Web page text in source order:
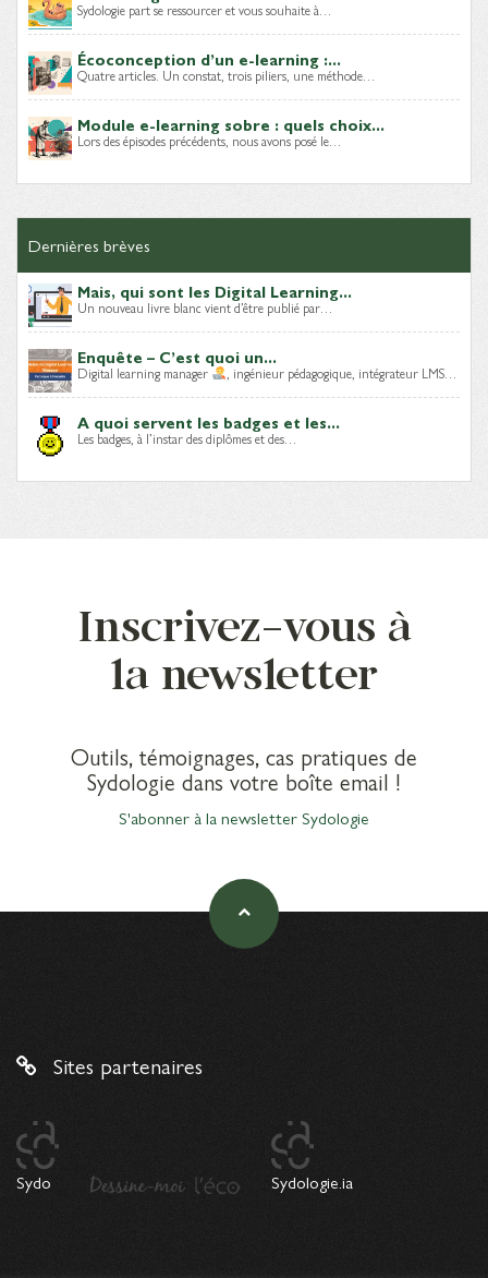
Sydologie part se ressourcer et vous souhaite à…
Écoconception d’un e-learning :...
Quatre articles. Un constat, trois piliers, une méthode…
Module e-learning sobre : quels choix...
Lors des épisodes précédents, nous avons posé le…
Dernières brèves
Mais, qui sont les Digital Learning...
Un nouveau livre blanc vient d’être publié par…
Enquête – C’est quoi un...
Digital learning manager , ingénieur pédagogique, intégrateur LMS…
A quoi servent les badges et les...
Les badges, à l’instar des diplômes et des…
Inscrivez-vous à
la newsletter
Outils, témoignages, cas pratiques de
Sydologie dans votre boîte email !
S'abonner à la newsletter Sydologie
Sites partenaires
Sydo Sydologie.ia